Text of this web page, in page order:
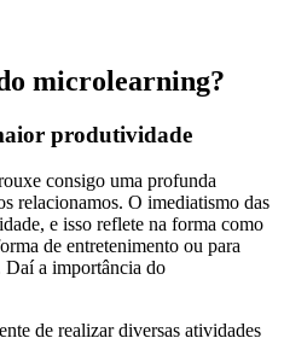
microlearning?
produtividade
consigo uma profunda
relacionamos. O imediatismo das
e isso reflete na forma como
de entretenimento ou para
Daí a importância do
de realizar diversas atividades